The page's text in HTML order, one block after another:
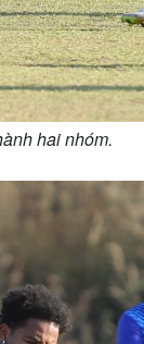
hai nhóm.